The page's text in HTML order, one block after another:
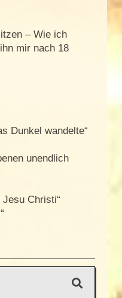
– Wie ich
mir nach 18
Dunkel wandelte“
unendlich
Christi“